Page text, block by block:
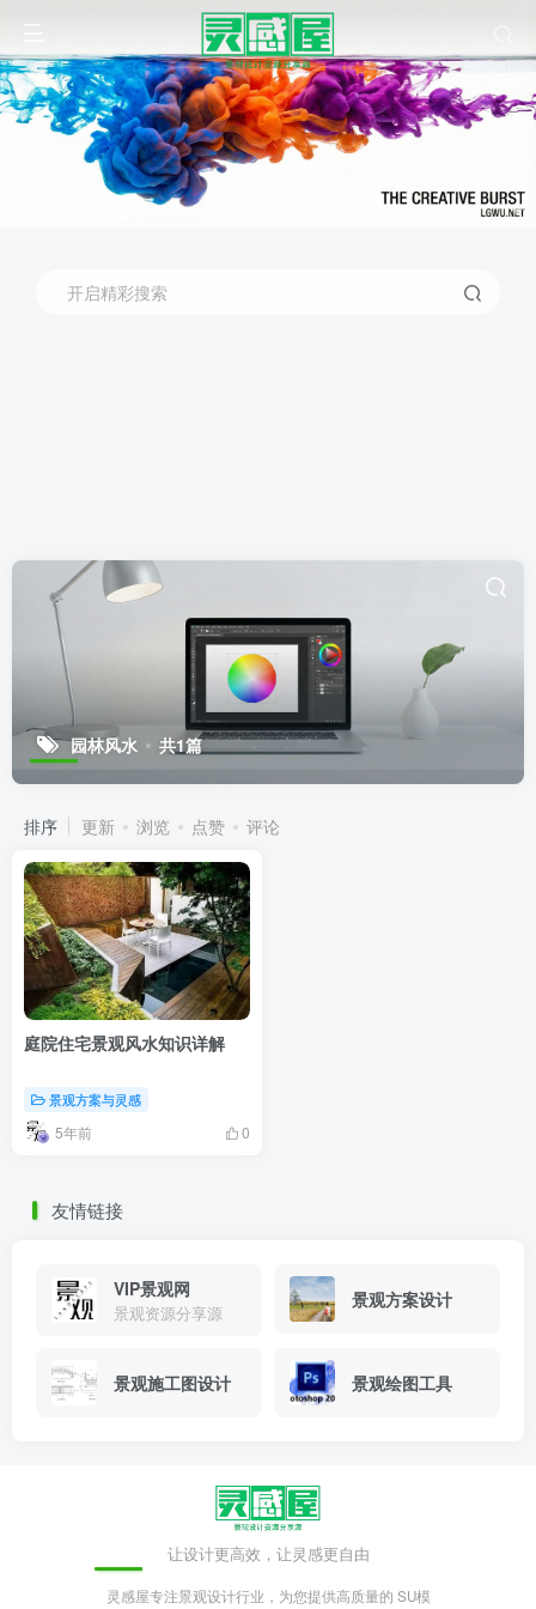
开启精彩搜索
园林风水 共1篇
排序 更新 浏览 点赞 评论
庭院住宅景观风水知识详解
景观方案与灵感
5年前 0
友情链接
VIP景观网
景观资源分享源
景观方案设计
景观施工图设计 景观绘图工具
让设计更高效，让灵感更自由
灵感屋专注景观设计行业，为您提供高质量的 SU模